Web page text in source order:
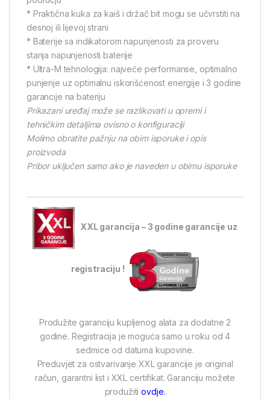
* Praktična kuka za kaiš i držač bit mogu se učvrstiti na
desnoj ili lijevoj strani
* Baterije sa indikatorom napunjenosti za proveru
stanja napunjenosti baterije
* Ultra-M tehnologija: najveće performanse, optimalno
punjenje uz optimalnu iskorišćenost energije i 3 godine
garancije na bateriju
Prikazani uređaj može se razlikovati u opremi i
tehničkim detaljima ovisno o konfiguraciji
Molimo obratite pažnju na obim isporuke i opis
proizvoda
Pribor uključen samo ako je naveden u obimu isporuke
XXL garancija – 3 godine garancije uz
registraciju !
Produžite garanciju kupljenog alata za dodatne 2
godine. Registracija je moguća samo u roku od 4
sedmice od datuma kupovine.
Preduvjet za ostvarivanje XXL garancije je original
račun, garantni list i XXL certifikat. Garanciju možete
produžitiovdje.